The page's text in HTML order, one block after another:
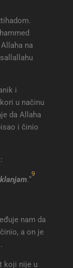
na
i
u načinu
da Allaha
i činio
.“
9
nam da
a on je
koji nije u